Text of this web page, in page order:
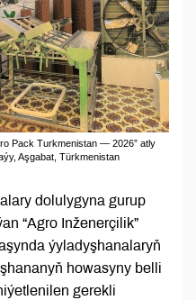
Pack Turkmenistan — 2026” atly
Aşgabat, Türkmenistan
dolulygyna gurup
“Agro Inženerçilik”
ýyladyşhanalaryň
howasyny belli
gerekli